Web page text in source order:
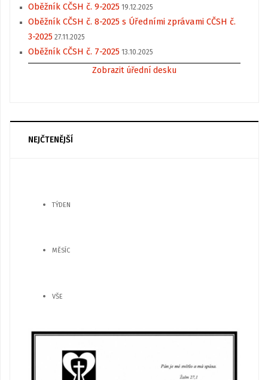
Oběžník CČSH č. 9-2025 19.12.2025
Oběžník CČSH č. 8-2025 s Úředními zprávami CČSH č.
3-2025 27.11.2025
Oběžník CČSH č. 7-2025 13.10.2025
Zobrazit úřední desku
NEJČTENĚJŠÍ
TÝDEN
MĚSÍC
VŠE